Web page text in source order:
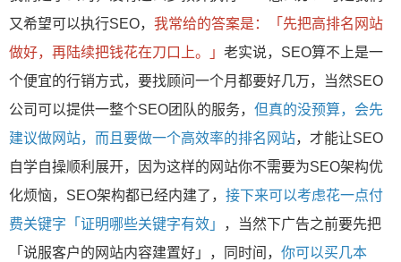
又希望可以执行SEO， 我常给的答案是：「先把高排名网站
做好，再陆续把钱花在刀口上。」 老实说，SEO算不上是一
个便宜的行销方式，要找顾问一个月都要好几万，当然SEO
公司可以提供一整个SEO团队的服务， 但真的没预算，会先
建议做网站，而且要做一个高效率的排名网站，才能让SEO
自学自操顺利展开，因为这样的网站你不需要为SEO架构优
化烦恼，SEO架构都已经内建了， 接下来可以考虑花一点付
费关键字「证明哪些关键字有效」
，当然下广告之前要先把
「说服客户的网站内容建置好」，同时间， 你可以买几本